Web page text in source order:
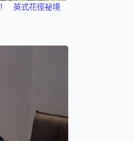
英式花徑祕境